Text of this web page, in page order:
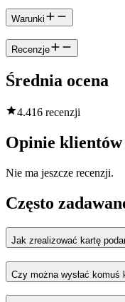
Warunki
Recenzje
Średnia ocena
4.416 recenzji
Opinie klientów
Nie ma jeszcze recenzji.
Często
Jak zrealizować kartę
Czy można wysłać komuś